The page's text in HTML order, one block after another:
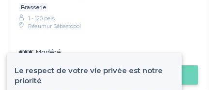
Brasserie
1 - 120 pers.
Réaumur Sébastopol
€€€ Modéré
Faire une demande
Le respect de votre vie privée est notre
priorité